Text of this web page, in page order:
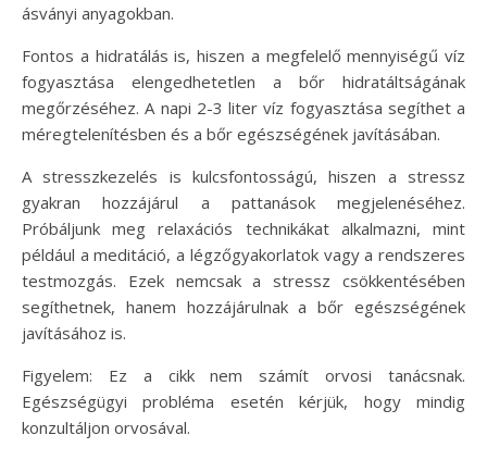
ásványi anyagokban.
Fontos a hidratálás is, hiszen a megfelelő mennyiségű víz
fogyasztása elengedhetetlen a bőr hidratáltságának
megőrzéséhez. A napi 2-3 liter víz fogyasztása segíthet a
méregtelenítésben és a bőr egészségének javításában.
A stresszkezelés is kulcsfontosságú, hiszen a stressz
gyakran hozzájárul a pattanások megjelenéséhez.
Próbáljunk meg relaxációs technikákat alkalmazni, mint
például a meditáció, a légzőgyakorlatok vagy a rendszeres
testmozgás. Ezek nemcsak a stressz csökkentésében
segíthetnek, hanem hozzájárulnak a bőr egészségének
javításához is.
Figyelem: Ez a cikk nem számít orvosi tanácsnak.
Egészségügyi probléma esetén kérjük, hogy mindig
konzultáljon orvosával.